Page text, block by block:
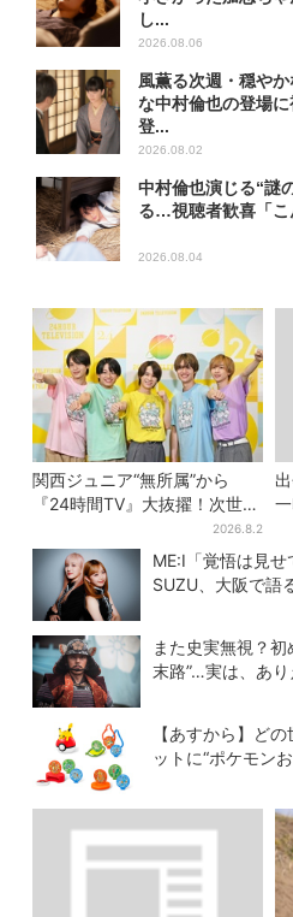
し...
2026.08.06
風薫る次週・穏や
な中村倫也の登場
登...
2026.08.02
中村倫也演じる“謎
る…視聴者歓喜「こ
2026.08.04
関西ジュニア“無所属”から
『24時間TV』大抜擢！次世代
スターと期待「まさか僕
が…」
2026.8.2
ME:I「覚悟は見せ
SUZU、大阪で語
また史実無視？
末路”…実は、あ
【あすから】ど
ットに“ポケモン